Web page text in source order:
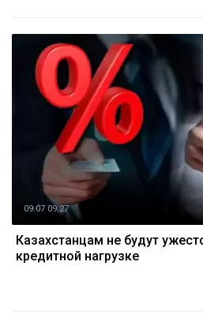
09.07 09:27
Казахстанцам не будут
кредитной нагрузке